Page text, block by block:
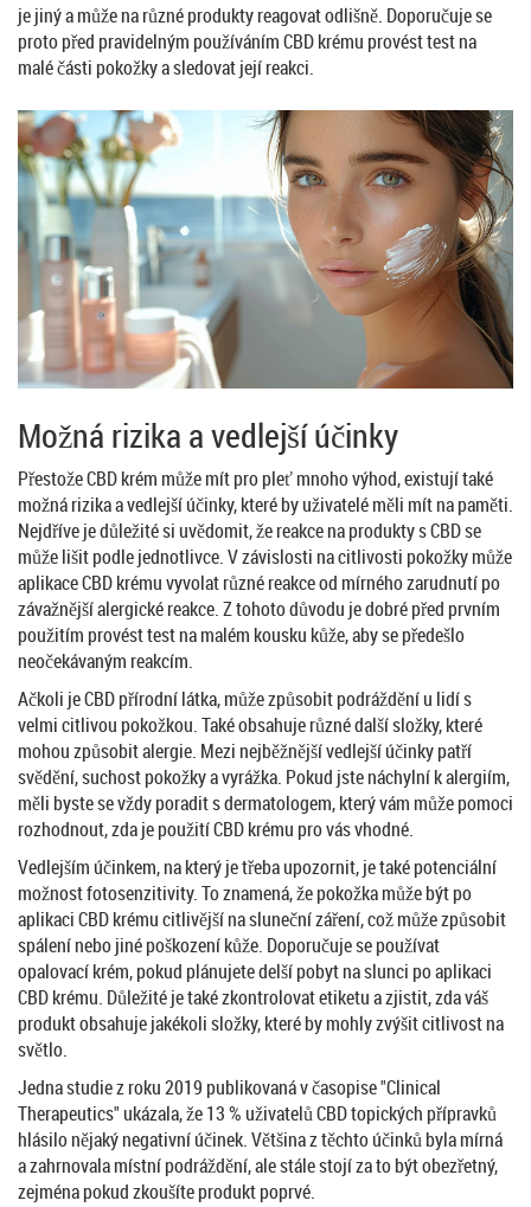
je jiný a může na různé produkty reagovat odlišně. Doporučuje se
proto před pravidelným používáním CBD krému provést test na
malé části pokožky a sledovat její reakci.
Možná rizika a vedlejší účinky
Přestože CBD krém může mít pro pleť mnoho výhod, existují také
možná rizika a vedlejší účinky, které by uživatelé měli mít na paměti.
Nejdříve je důležité si uvědomit, že reakce na produkty s CBD se
může lišit podle jednotlivce. V závislosti na citlivosti pokožky může
aplikace CBD krému vyvolat různé reakce od mírného zarudnutí po
závažnější alergické reakce. Z tohoto důvodu je dobré před prvním
použitím provést test na malém kousku kůže, aby se předešlo
neočekávaným reakcím.
Ačkoli je CBD přírodní látka, může způsobit podráždění u lidí s
velmi citlivou pokožkou. Také obsahuje různé další složky, které
mohou způsobit alergie. Mezi nejběžnější vedlejší účinky patří
svědění, suchost pokožky a vyrážka. Pokud jste náchylní k alergiím,
měli byste se vždy poradit s dermatologem, který vám může pomoci
rozhodnout, zda je použití CBD krému pro vás vhodné.
Vedlejším účinkem, na který je třeba upozornit, je také potenciální
možnost fotosenzitivity. To znamená, že pokožka může být po
aplikaci CBD krému citlivější na sluneční záření, což může způsobit
spálení nebo jiné poškození kůže. Doporučuje se používat
opalovací krém, pokud plánujete delší pobyt na slunci po aplikaci
CBD krému. Důležité je také zkontrolovat etiketu a zjistit, zda váš
produkt obsahuje jakékoli složky, které by mohly zvýšit citlivost na
světlo.
Jedna studie z roku 2019 publikovaná v časopise "Clinical
Therapeutics" ukázala, že 13 % uživatelů CBD topických přípravků
hlásilo nějaký negativní účinek. Většina z těchto účinků byla mírná
a zahrnovala místní podráždění, ale stále stojí za to být obezřetný,
zejména pokud zkoušíte produkt poprvé.